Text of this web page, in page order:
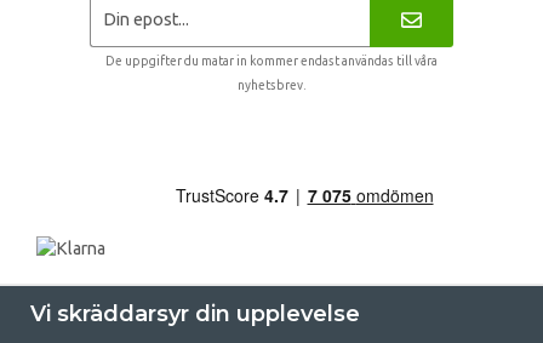
De uppgifter du matar in kommer endast användas till våra
nyhetsbrev.
Vi skräddarsyr din upplevelse